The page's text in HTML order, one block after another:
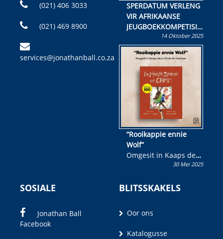
(021) 406 3033
(021) 469 8900
services@jonathanball.co.za
SPERDATUM VERLENG
VIR AFRIKAANSE
JEUGBOEKKOMPETISIE
Skryf ’n jeugboek of
kinderboek en staan ’n
kans om R50 000 te
wen!
14 Oktober 2025
“Rooikappie ennie
Wolf”
Omgesit in Kaaps deur
Olivia M. Coetzee30 Mei 2025
SOSIALE
Jonathan Ball
Facebook
BLITSSKAKELS
Oor ons
Katalogusse